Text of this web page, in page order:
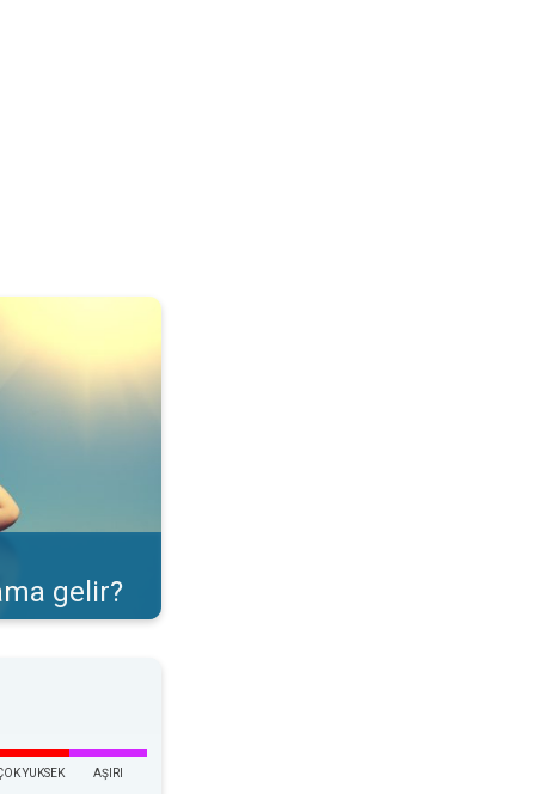
özelliği. . .
gelir?
YUKSEK AŞIRI